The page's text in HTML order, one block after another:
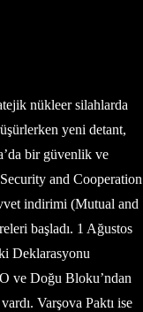
nükleer silahlarda
yeni detant,
bir güvenlik ve
and Cooperation
indirimi (Mutual and
başladı. 1 Ağustos
Deklarasyonu
ve Doğu Bloku’ndan
Varşova Paktı ise